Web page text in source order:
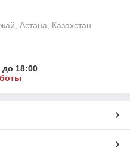
Астана, Казахстан
до 18:00